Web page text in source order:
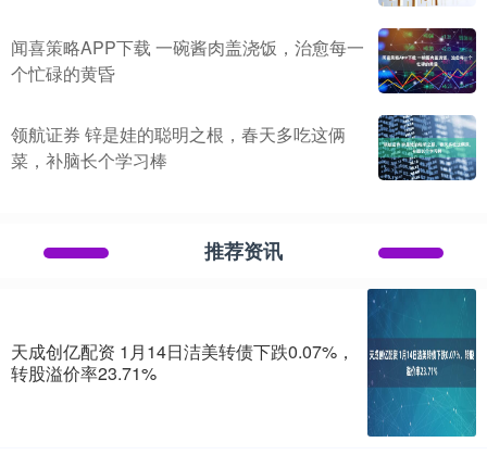
闻喜策略APP下载 一碗酱肉盖浇饭，治愈每一
个忙碌的黄昏
领航证券 锌是娃的聪明之根，春天多吃这俩
菜，补脑长个学习棒
推荐资讯
天成创亿配资 1月14日洁美转债下跌0.07%，
转股溢价率23.71%